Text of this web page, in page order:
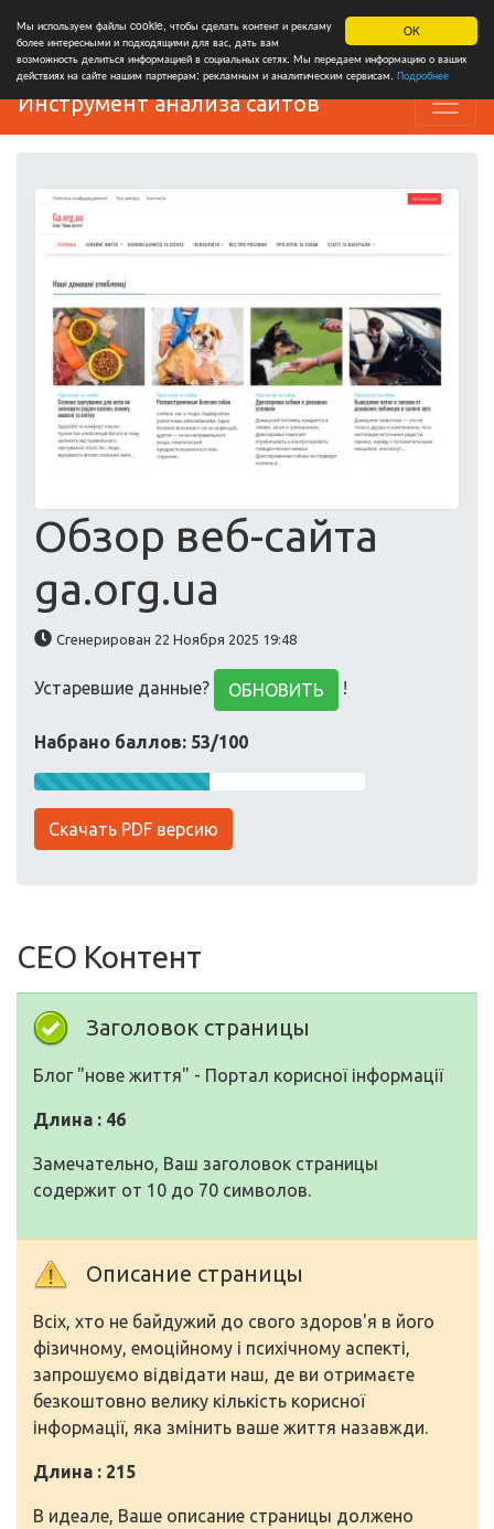
OK
Мы используем файлы cookie, чтобы сделать контент и рекламу
более интересными и подходящими для вас, дать вам
возможность делиться информацией в социальных сетях. Мы передаем информацию о ваших
действиях на сайте нашим партнерам: рекламным и аналитическим сервисам. Подробнее
Инструмент анализа сайтов
Обзор веб-сайта
ga.org.ua
Сгенерирован 22 Ноября 2025 19:48
Устаревшие данные? ОБНОВИТЬ !
Набрано баллов: 53/100
Скачать PDF версию
СЕО Контент
Заголовок страницы
Блог "нове життя" - Портал корисної інформації
Длина : 46
Замечательно, Ваш заголовок страницы
содержит от 10 до 70 символов.
Описание страницы
Всіх, хто не байдужий до свого здоров'я в його
фізичному, емоційному і психічному аспекті,
запрошуємо відвідати наш, де ви отримаєте
безкоштовно велику кількість корисної
інформації, яка змінить ваше життя назавжди.
Длина : 215
В идеале, Ваше описание страницы должено